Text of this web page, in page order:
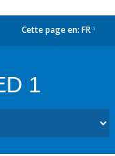
Cette page en: FR
1